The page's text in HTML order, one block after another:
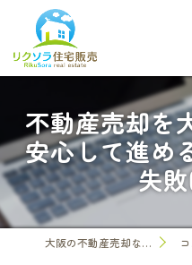
不動産売却を
安心して進め
失
大阪の不動産売却なら株式会社リクソラ住宅販売 コラム